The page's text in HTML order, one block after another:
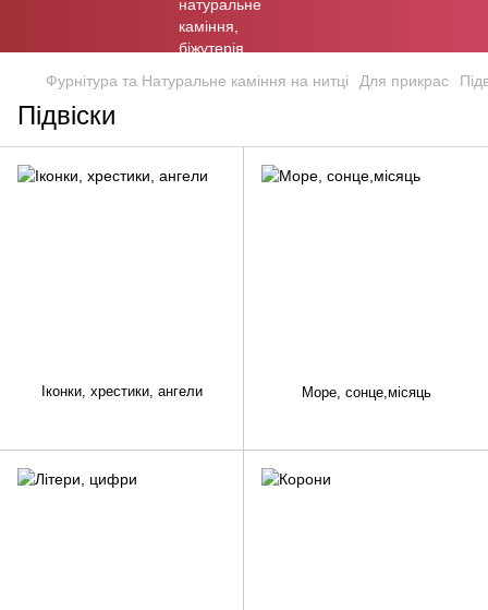
Фурнітура та Натуральне каміння на нитці Для прикрас
Підвіски
Іконки, хрестики, ангели Море, сонце,місяць